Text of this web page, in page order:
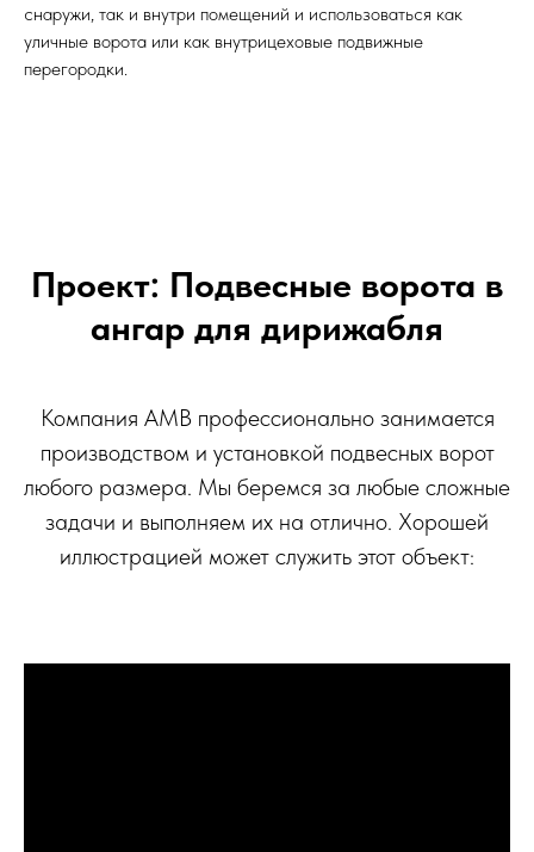
снаружи, так и внутри помещений и использоваться как
уличные ворота или как внутрицеховые подвижные
перегородки.
Проект: Подвесные ворота в
ангар для дирижабля
Компания АМВ профессионально занимается
производством и установкой подвесных ворот
любого размера. Мы беремся за любые сложные
задачи и выполняем их на отлично. Хорошей
иллюстрацией может служить этот объект: